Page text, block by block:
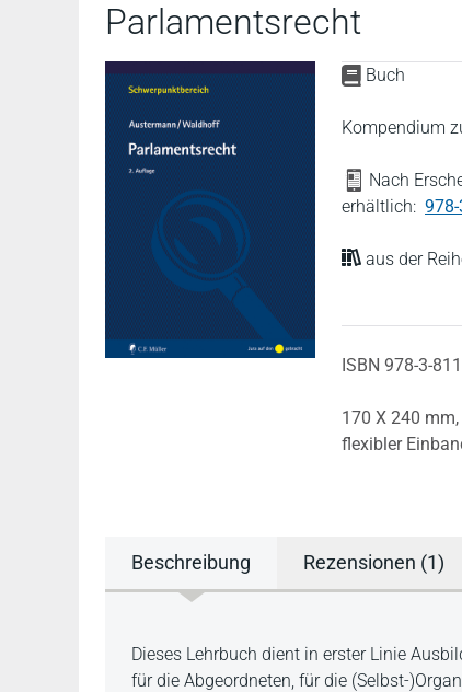
Parlamentsrecht
Buch
Kompendium
Nach
erhältlich:
aus der
ISBN 978-3-
170 X 240 mm,
flexibler
Beschreibung Rezensionen (1)
Beschreibung
Dieses Lehrbuch dient in erster Linie
für die Abgeordneten, für die (Selbst-